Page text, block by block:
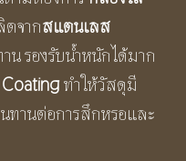
จากสแตนเลส
น รองรับน้ำหนักได้มาก
Coatingทำให้วัสดุมี
ทานต่อการสึกหรอและ